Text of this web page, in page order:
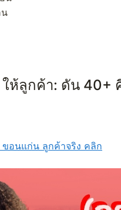
น
ให้ลูกค้า: ดัน 40+
อนแก่น ลูกค้าจริง คลิก